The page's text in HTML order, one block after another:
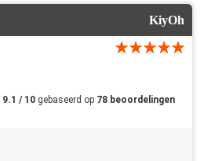
KiyOh
9.1 / 10 gebaseerd op 78 beoordelingen